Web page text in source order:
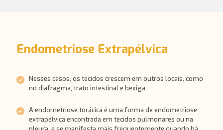
Endometriose Extrapélvica
Nesses casos, os tecidos crescem em outros locais, como
no diafragma, trato intestinal e bexiga.
A endometriose torácica é uma forma de endometriose
extrapélvica encontrada em tecidos pulmonares ou na